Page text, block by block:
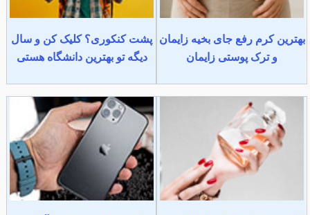
بهترین کرم رفع جای بخیه زایمان
و ترک پوستی زایمان
پشت کنکوری؟ کلیک کن و سال
دیگه تو بهترین دانشگاه هستی